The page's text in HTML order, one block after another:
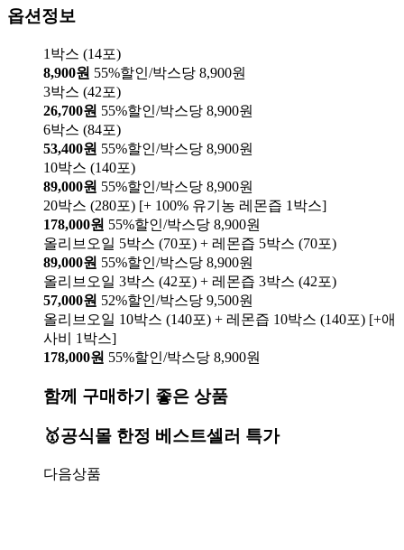
옵션정보
1박스 (14포)
8,900원 55%할인/박스당 8,900원
3박스 (42포)
26,700원 55%할인/박스당 8,900원
6박스 (84포)
53,400원 55%할인/박스당 8,900원
10박스 (140포)
89,000원 55%할인/박스당 8,900원
20박스 (280포) [+ 100% 유기농 레몬즙 1박스]
178,000원 55%할인/박스당 8,900원
올리브오일 5박스 (70포) + 레몬즙 5박스 (70포)
89,000원 55%할인/박스당 8,900원
올리브오일 3박스 (42포) + 레몬즙 3박스 (42포)
57,000원 52%할인/박스당 9,500원
올리브오일 10박스 (140포) + 레몬즙 10박스 (140포) [+애
사비 1박스]
178,000원 55%할인/박스당 8,900원
함께 구매하기 좋은 상품
🥇공식몰 한정 베스트셀러 특가
다음상품